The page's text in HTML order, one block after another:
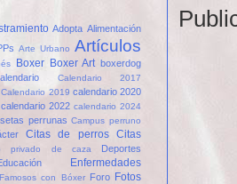
Adopta Alimentación
Arte Urbano Artículos
Boxer Boxer Art boxerdog
Calendario 2017
Calendario 2019 calendario 2020
calendario 2022 calendario 2024
perrunas Campus perruno
Citas de perros Citas
privado de caza
Deportes
Enfermedades
Famosos con Bóxer Foro Fotos